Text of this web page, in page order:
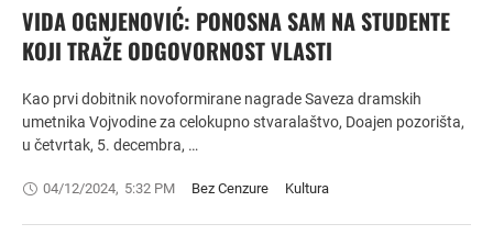
VIDA OGNJENOVIĆ: PONOSNA SAM NA STUDENTE
KOJI TRAŽE ODGOVORNOST VLASTI
Kao prvi dobitnik novoformirane nagrade Saveza dramskih
umetnika Vojvodine za celokupno stvaralaštvo, Doajen pozorišta,
u četvrtak, 5. decembra, …
04/12/2024, 5:32 PM Bez Cenzure Kultura